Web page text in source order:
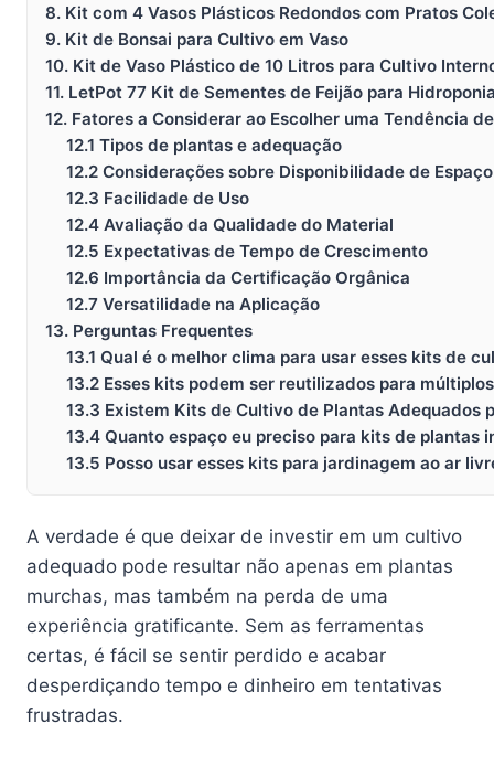
8. Kit com 4 Vasos Plásticos Redondos com Pratos
9. Kit de Bonsai para Cultivo em Vaso
10. Kit de Vaso Plástico de 10 Litros para Cultivo
11. LetPot 77 Kit de Sementes de Feijão para
12. Fatores a Considerar ao Escolher uma Tendência
12.1 Tipos de plantas e adequação
12.2 Considerações sobre Disponibilidade de Espaço
12.3 Facilidade de Uso
12.4 Avaliação da Qualidade do Material
12.5 Expectativas de Tempo de Crescimento
12.6 Importância da Certificação Orgânica
12.7 Versatilidade na Aplicação
13. Perguntas Frequentes
13.1 Qual é o melhor clima para usar esses kits de
13.2 Esses kits podem ser reutilizados para
13.3 Existem Kits de Cultivo de Plantas Adequados
13.4 Quanto espaço eu preciso para kits de plantas
13.5 Posso usar esses kits para jardinagem ao ar
A verdade é que deixar de investir em um cultivo
adequado pode resultar não apenas em plantas
murchas, mas também na perda de uma
experiência gratificante. Sem as ferramentas
certas, é fácil se sentir perdido e acabar
desperdiçando tempo e dinheiro em tentativas
frustradas.